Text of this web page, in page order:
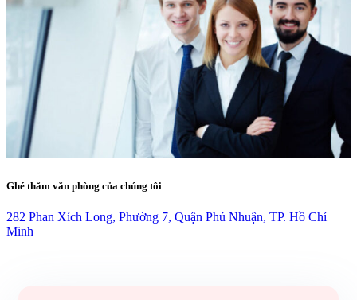
Ghé thăm văn phòng của chúng tôi
282 Phan Xích Long, Phường 7, Quận Phú Nhuận, TP. Hồ Chí
Minh